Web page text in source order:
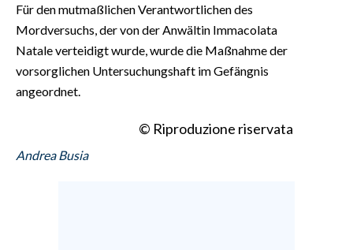
Für den mutmaßlichen Verantwortlichen des
Mordversuchs, der von der Anwältin Immacolata
Natale verteidigt wurde, wurde die Maßnahme der
vorsorglichen Untersuchungshaft im Gefängnis
angeordnet.
© Riproduzione riservata
Andrea Busia